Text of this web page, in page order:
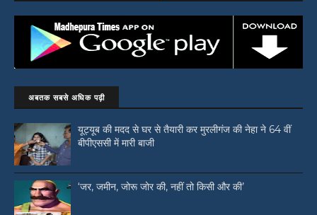
अबतक सबसे अधिक पढ़ी
यूट्यूब की मदद से घर से तैयारी कर मुरलीगंज की नेहा ने 64 वीं
बीपीएससी में मारी बाजी
‘जर, जमीन, जोरू जोर की, नहीं तो किसी और की’